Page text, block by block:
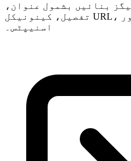
بنائیں بشمول عنوان،
تفصیل، کینونیکل URL، اور OpenGraph/Twitter کارڈ
اسنیپٹس۔